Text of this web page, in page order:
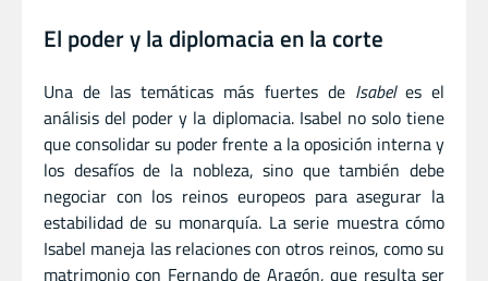
El poder y la diplomacia en la corte
Una de las temáticas más fuertes de Isabeles el
análisis del poder y la diplomacia. Isabel no solo tiene
que consolidar su poder frente a la oposición interna y
los desafíos de la nobleza, sino que también debe
negociar con los reinos europeos para asegurar la
estabilidad de su monarquía. La serie muestra cómo
Isabel maneja las relaciones con otros reinos, como su
matrimonio con Fernando de Aragón, que resulta ser